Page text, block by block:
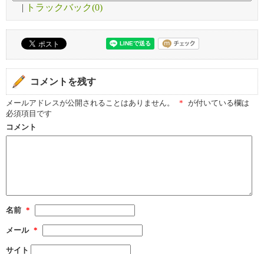
| トラックバック(0)
コメントを残す
メールアドレスが公開されることはありません。 *
が付いている欄は
必須項目です
コメント
名前 *
メール *
サイト